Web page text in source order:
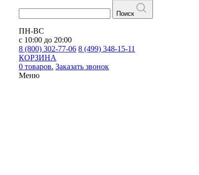
Поиск
ПН-ВС
с 10:00 до 20:00
8 (800) 302-77-06 8 (499) 348-15-11
КОРЗИНА
0 товаров. Заказать звонок
Меню